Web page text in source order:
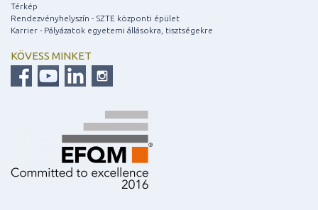
Térkép
Rendezvényhelyszín - SZTE központi épület
Karrier - Pályázatok egyetemi állásokra, tisztségekre
KÖVESS MINKET